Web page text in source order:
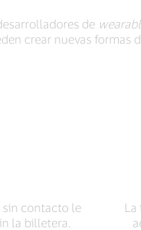
de
crear nuevas formas
contacto le
la billetera.
La